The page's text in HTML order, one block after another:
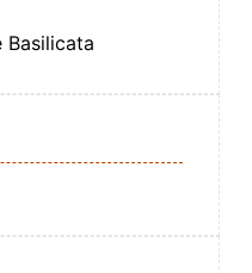
Basilicata